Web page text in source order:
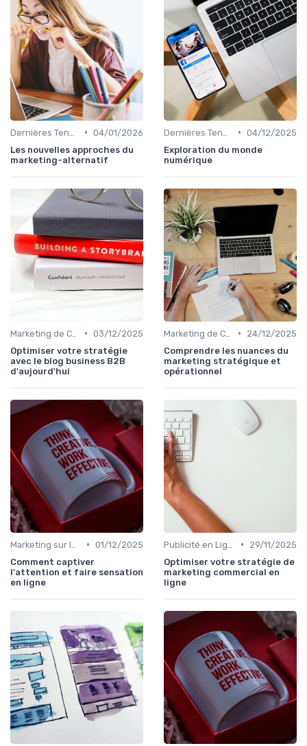
• 04/01/2026
Les nouvelles approches du
marketing-alternatif
• 04/12/2025
Exploration du monde
numérique
• 03/12/2025
Optimiser votre stratégie
avec le blog business B2B
d'aujourd'hui
•
24/12/2025
Comprendre les nuances du
marketing stratégique et
opérationnel
• 01/12/2025
Comment captiver
l'attention et faire sensation
en ligne
•
29/11/2025
Optimiser votre stratégie de
marketing commercial en
ligne